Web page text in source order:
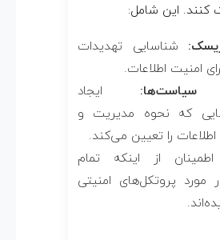
کنند. این شامل:
شناسایی تهدیدات
امنیت اطلاعات.
سیاست‌ها: ایجاد
که نحوه مدیریت و
را تعیین می‌کند.
اطمینان از اینکه تمام
مورد پروتکل‌های امنیتی